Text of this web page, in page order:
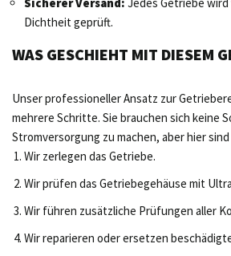
Dichtheit geprüft.
WAS GESCHIEHT MIT DIESEM
Unser professioneller Ansatz zur
mehrere Schritte. Sie brauchen sich keine
Stromversorgung zu machen, aber hier
Wir zerlegen das Getriebe.
Wir prüfen das Getriebegehäuse mit
Wir führen zusätzliche Prüfungen aller
Wir reparieren oder ersetzen